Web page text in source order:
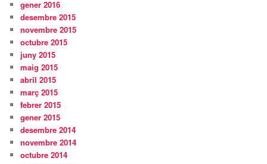
gener 2016
desembre 2015
novembre 2015
octubre 2015
juny 2015
maig 2015
abril 2015
març 2015
febrer 2015
gener 2015
desembre 2014
novembre 2014
octubre 2014